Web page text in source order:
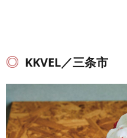
KKVEL／三条市